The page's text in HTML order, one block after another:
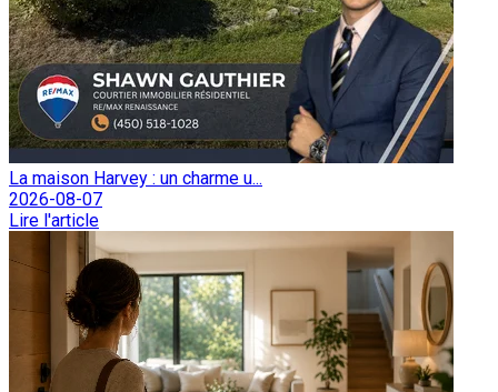
La maison Harvey : un charme u...
2026-08-07
Lire l'article